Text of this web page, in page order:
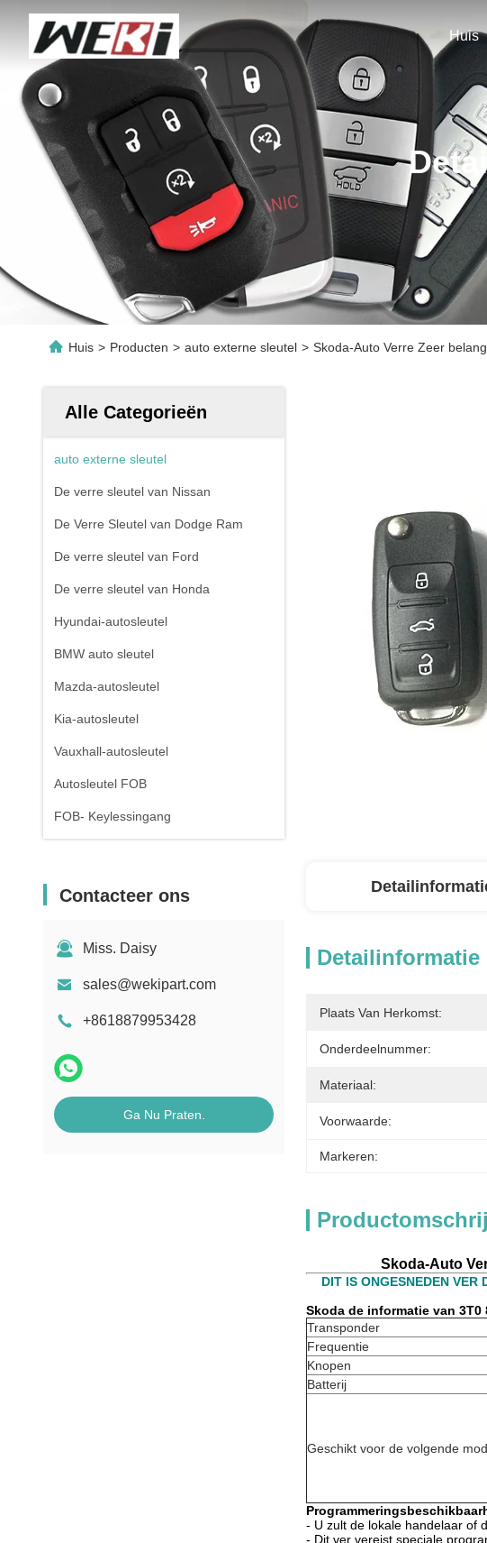
Huis
Huis > Producten > auto externe sleutel > Skoda-Auto Verre Zeer
Alle Categorieën
auto externe sleutel
De verre sleutel van Nissan
De Verre Sleutel van Dodge Ram
De verre sleutel van Ford
De verre sleutel van Honda
Hyundai-autosleutel
BMW auto sleutel
Mazda-autosleutel
Kia-autosleutel
Vauxhall-autosleutel
Autosleutel FOB
FOB- Keylessingang
Contacteer ons
Miss. Daisy
sales@wekipart.com
+8618879953428
Ga Nu Praten.
Detailinformatie
Plaats Van Herkomst:
Onderdeelnummer:
Materiaal:
Voorwaarde:
Markeren:
Skoda-Auto
DIT IS ONGESNEDEN
Skoda de informatie van 3T0
Transponder
Frequentie
Knopen
Batterij
Geschikt voor de volgende
- U zult de lokale handelaar of
- Dit ver vereist speciale